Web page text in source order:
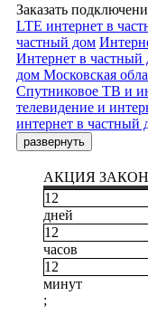
Заказать
LTE интернет в
частный дом
Интернет в частный
дом Московская
Спутниковое ТВ и
телевидение и
интернет в частный
развернуть
АКЦИЯ
12
дней
12
часов
12
минут
;